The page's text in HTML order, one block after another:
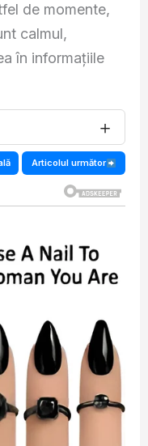
de momente,
calmul,
în informațiile
＋
Articolul următor